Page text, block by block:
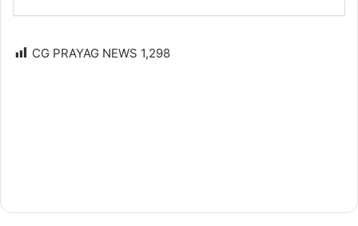
CG PRAYAG NEWS 1,298